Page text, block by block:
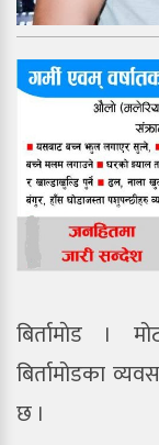
बिर्तामाेड ।
बिर्तामोडका
छ ।